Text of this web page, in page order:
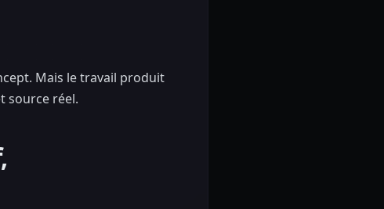
Mais le travail produit
source réel.